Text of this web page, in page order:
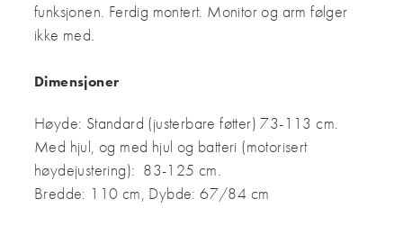
funksjonen. Ferdig montert. Monitor og arm følger
ikke med.
Dimensjoner
Høyde: Standard (justerbare føtter) 73-113 cm.
Med hjul, og med hjul og batteri (motorisert
høydejustering): 83-125 cm.
Bredde: 110 cm, Dybde: 67/84 cm